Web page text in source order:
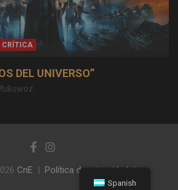
CRÍTICA
DEL UNIVERSO”
CnE Política de privacidad
Spanish